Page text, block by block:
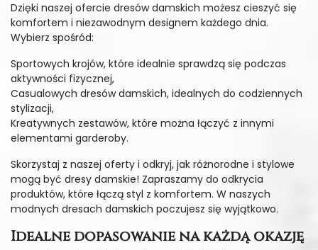
Dzięki naszej ofercie dresów damskich możesz cieszyć się
komfortem i niezawodnym designem każdego dnia.
Wybierz spośród:
Sportowych krojów, które idealnie sprawdzą się podczas
aktywności fizycznej,
Casualowych dresów damskich, idealnych do codziennych
stylizacji,
Kreatywnych zestawów, które można łączyć z innymi
elementami garderoby.
Skorzystaj z naszej oferty i odkryj, jak różnorodne i stylowe
mogą być dresy damskie! Zapraszamy do odkrycia
produktów, które łączą styl z komfortem. W naszych
modnych dresach damskich poczujesz się wyjątkowo.
Idealne dopasowanie na każdą okazję